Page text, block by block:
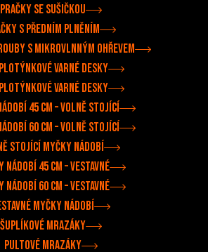
Pračky se sušičkou
s předním plněním
s mikrovlnným ohřevem
varné desky
varné desky
45 cm – volně stojící
60 cm – volně stojící
stojící myčky nádobí
nádobí 45 cm – vestavné
nádobí 60 cm – vestavné
myčky nádobí
Šuplíkové mrazáky
Pultové mrazáky